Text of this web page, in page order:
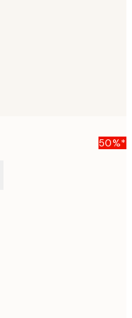
50%*